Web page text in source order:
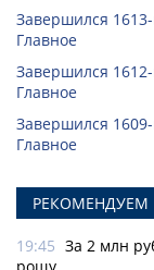
Завершился
Главное
Завершился
Главное
Завершился
Главное
РЕКОМЕНДУЕМ
19:45 За 2 млн